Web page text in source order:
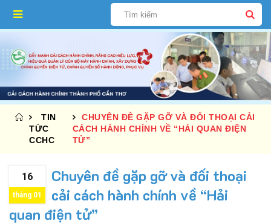
TIN
TỨC
CCHC
CHUYÊN ĐỀ GẶP GỠ VÀ ĐỐI THOẠI CẢI
CÁCH HÀNH CHÍNH VỀ “HẢI QUAN ĐIỆN
TỬ”
16
tháng 01
Chuyên đề gặp gỡ và đối thoại
cải cách hành chính về “Hải
quan điện tử”